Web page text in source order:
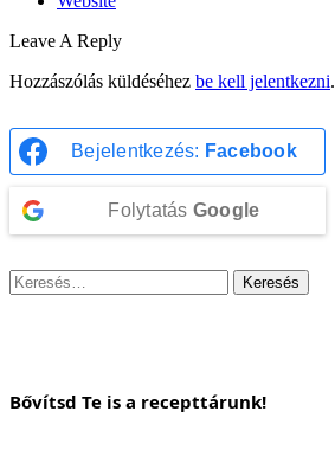
Leave A Reply
Hozzászólás küldéséhez be kell jelentkezni.
Bejelentkezés: Facebook
Folytatás Google
Keresés:
Bővítsd Te is a recepttárunk!